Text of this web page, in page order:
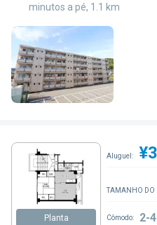
minutos a pé, 1.1 km
Planta
Aluguel:
TAMANHO DO
Cômodo: 2-